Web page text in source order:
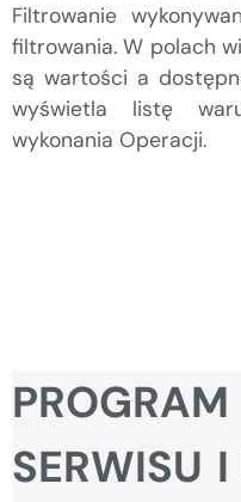
Filtrowanie
filtrowania. W polach
są wartości a
wyświetla listę
wykonania Operacji.
SERWISU